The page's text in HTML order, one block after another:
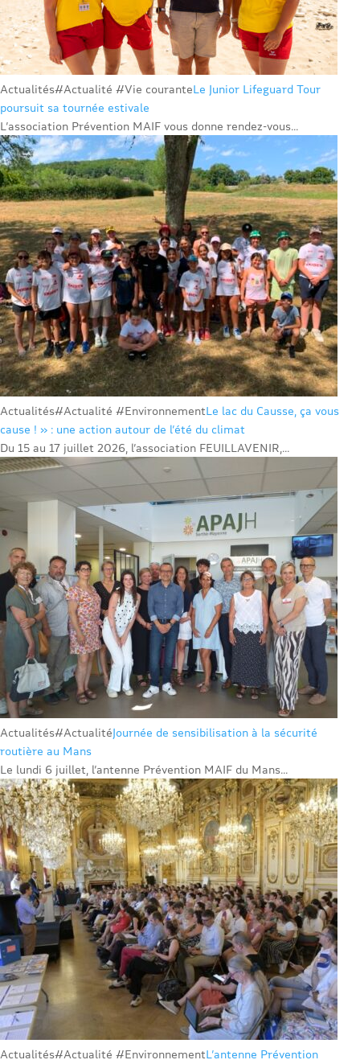
Actualités#Actualité #Vie couranteLe Junior Lifeguard Tour
poursuit sa tournée estivale
L’association Prévention MAIF vous donne rendez-vous...
Actualités#Actualité #EnvironnementLe lac du Causse, ça vous
cause ! » : une action autour de l’été du climat
Du 15 au 17 juillet 2026, l’association FEUILLAVENIR,...
Actualités#ActualitéJournée de sensibilisation à la sécurité
routière au Mans
Le lundi 6 juillet, l’antenne Prévention MAIF du Mans...
Actualités#Actualité #EnvironnementL’antenne Prévention